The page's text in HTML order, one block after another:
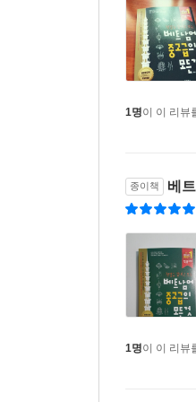
1명이 이 리뷰
종이책 베
1명이 이 리뷰